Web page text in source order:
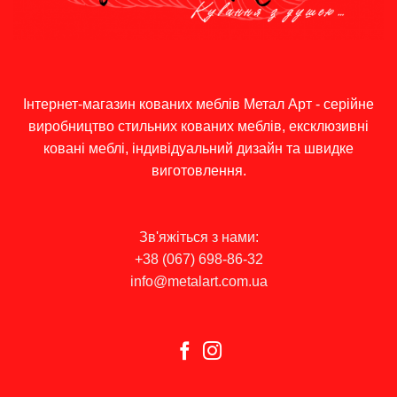
Інтернет-магазин кованих меблів Метал Арт - серійне
виробництво стильних кованих меблів, ексклюзивні
ковані меблі, індивідуальний дизайн та швидке
виготовлення.
Зв'яжіться з нами:
+38 (067) 698-86-32
info@metalart.com.ua